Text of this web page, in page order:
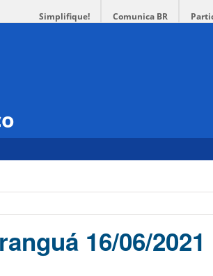
Simplifique! Comunica BR
16/06/2021